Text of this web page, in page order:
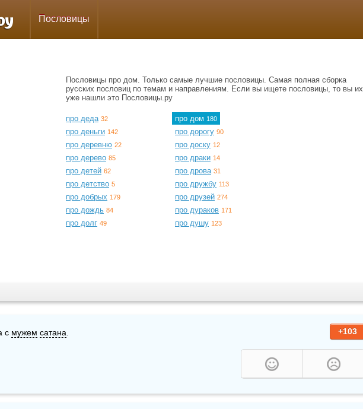
Пословицы
Пословицы про дом. Только самые лучшие пословицы. Самая полная сборка
русских пословиц по темам и направлениям. Если вы ищете пословицы, то вы их
уже нашли это Пословицы.ру
про деда 32
про деньги 142
про деревню 22
про дерево 85
про детей 62
про детство 5
про добрых 179
про дождь 84
про долг 49
про дом 180
про дорогу 90
про доску 12
про драки 14
про дрова 31
про дружбу 113
про друзей 274
про дураков 171
про душу 123
+103
с мужем сатана